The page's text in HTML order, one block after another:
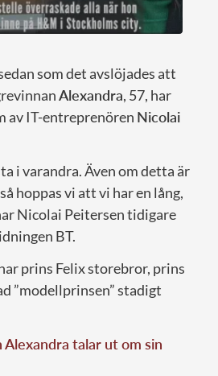
som det avslöjades att
Alexandra, 57, har
av IT-entreprenören Nicolai
i varandra. Även om detta är
hoppas vi att vi har en lång,
Nicolai Peitersen tidigare
BT.
prins Felix storebror, prins
”modellprinsen” stadigt
Alexandra talar ut om sin